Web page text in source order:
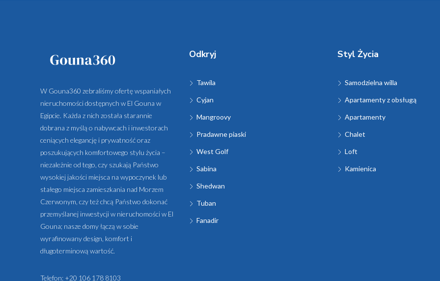
W Gouna360 zebraliśmy ofertę wspaniałych
nieruchomości dostępnych w El Gouna w
Egipcie. Każda z nich została starannie
dobrana z myślą o nabywcach i inwestorach
ceniących elegancję i prywatność oraz
poszukujących komfortowego stylu życia –
niezależnie od tego, czy szukają Państwo
wysokiej jakości miejsca na wypoczynek lub
stałego miejsca zamieszkania nad Morzem
Czerwonym, czy też chcą Państwo dokonać
przemyślanej inwestycji w nieruchomości w El
Gouna; nasze domy łączą w sobie
wyrafinowany design, komfort i
długoterminową wartość.
Telefon: +20 106 178 8103
Odkryj
Tawila
Cyjan
Mangroovy
Pradawne piaski
West Golf
Sabina
Shedwan
Tuban
Fanadir
Styl Życia
Samodzielna willa
Apartamenty z obsługą
Apartamenty
Chalet
Loft
Kamienica